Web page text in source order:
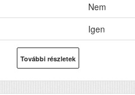
Nem
Igen
További részletek